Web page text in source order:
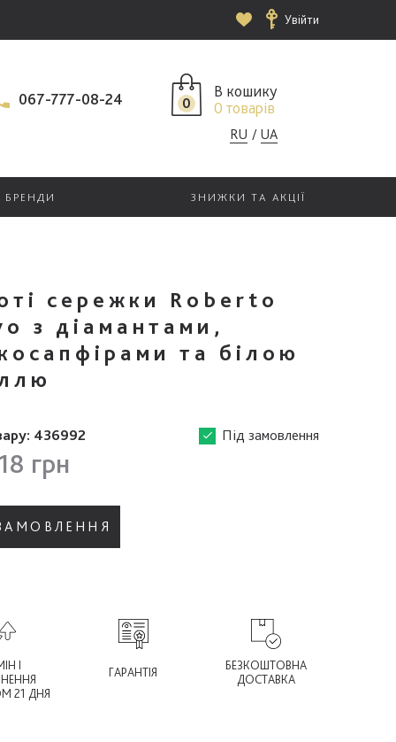
Увійти
067-777-08-24 0
В кошику
0 товарів
RU UA
БРЕНДИ ЗНИЖКИ ТА АКЦІЇ
сережки Roberto
з діамантами,
та білою
436992 Під замовлення
грн
І
21 ДНЯ
ГАРАНТІЯ
БЕЗКОШТОВНА
ДОСТАВКА